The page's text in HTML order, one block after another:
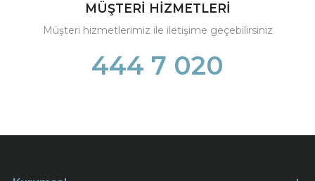
MÜŞTERİ HİZMETLERİ
Müşteri hizmetlerimiz ile iletişime geçebilirsiniz
444 7 020